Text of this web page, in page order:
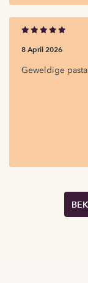
8 April 2026
Geweldige pasta